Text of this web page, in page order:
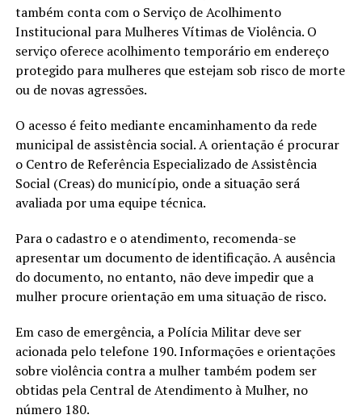
também conta com o Serviço de Acolhimento
Institucional para Mulheres Vítimas de Violência. O
serviço oferece acolhimento temporário em endereço
protegido para mulheres que estejam sob risco de morte
ou de novas agressões.
O acesso é feito mediante encaminhamento da rede
municipal de assistência social. A orientação é procurar
o Centro de Referência Especializado de Assistência
Social (Creas) do município, onde a situação será
avaliada por uma equipe técnica.
Para o cadastro e o atendimento, recomenda-se
apresentar um documento de identificação. A ausência
do documento, no entanto, não deve impedir que a
mulher procure orientação em uma situação de risco.
Em caso de emergência, a Polícia Militar deve ser
acionada pelo telefone 190. Informações e orientações
sobre violência contra a mulher também podem ser
obtidas pela Central de Atendimento à Mulher, no
número 180.